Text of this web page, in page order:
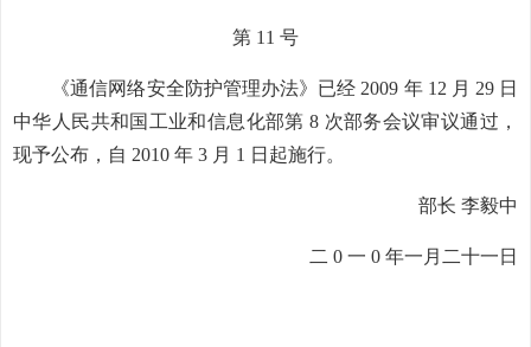
第 11 号
《通信网络安全防护管理办法》已经 2009 年 12 月 29 日
中华人民共和国工业和信息化部第 8 次部务会议审议通过，
现予公布，自 2010 年 3 月 1 日起施行。
部长 李毅中
二 0 一 0 年一月二十一日